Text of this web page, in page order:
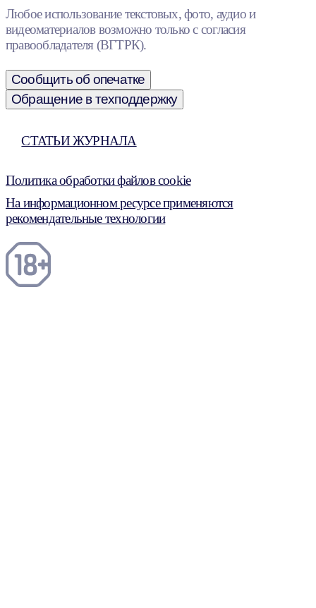
Любое использование текстовых, фото, аудио и
видеоматериалов возможно только с согласия
правообладателя (ВГТРК).
Сообщить об опечатке
Обращение в техподдержку
СТАТЬИ ЖУРНАЛА
Политика обработки файлов cookie
На информационном ресурсе применяются
рекомендательные технологии